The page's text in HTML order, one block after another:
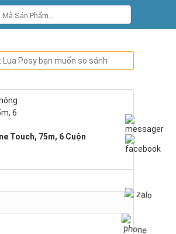
Touch, 75m, 6 Cuộn